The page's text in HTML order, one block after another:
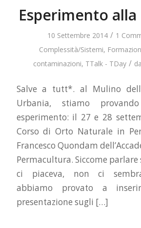
Esperimento alla
10 Settembre 2014 / 1
Complessità/Sistemi,
contaminazioni, TTalk - TDay / da
Salve a tutt*. al Mulino
Urbania, stiamo
esperimento: il 27 e 28
Corso di Orto Naturale in
Francesco Quondam
Permacultura. Siccome
ci piaceva, non ci
abbiamo provato a
presentazione sugli […]